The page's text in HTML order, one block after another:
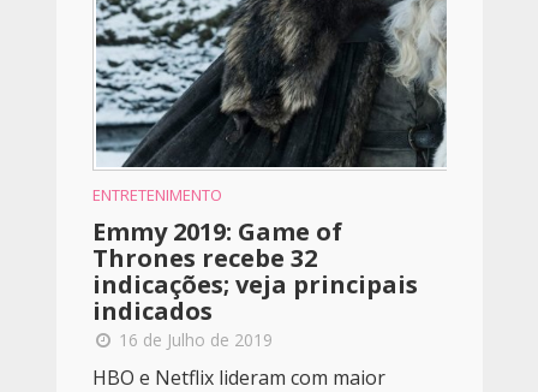
ENTRETENIMENTO
Emmy 2019: Game of
Thrones recebe 32
indicações; veja principais
indicados
16 de Julho de 2019
HBO e Netflix lideram com maior